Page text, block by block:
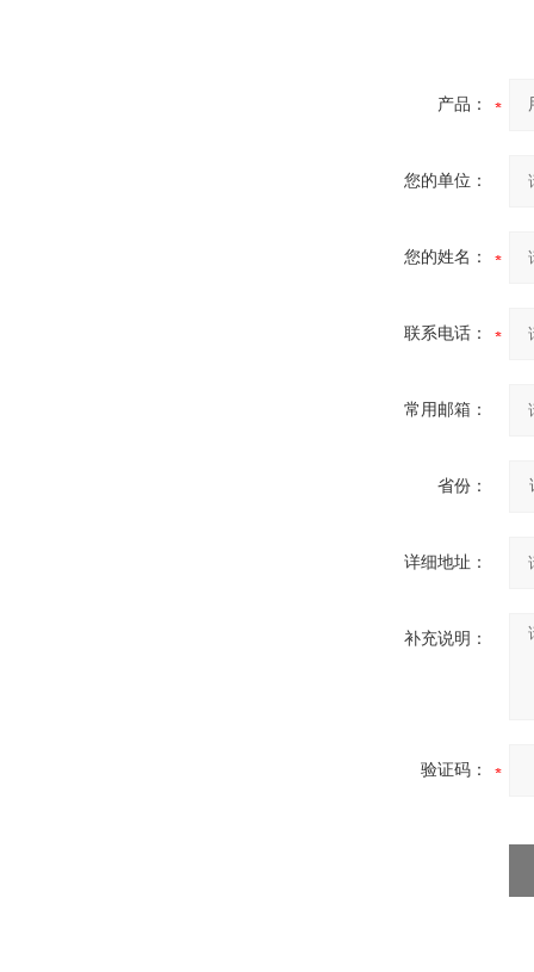
产品：
您的单位：
您的姓名：
联系电话：
常用邮箱：
省份：
详细地址：
补充说明：
验证码：